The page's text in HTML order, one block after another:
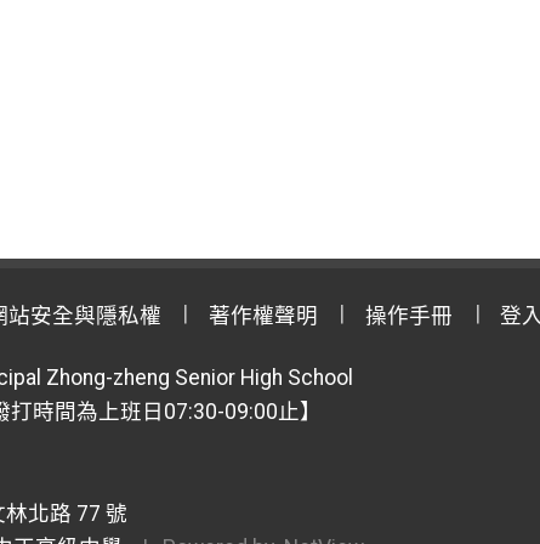
站安全與隱私權 著作權聲明 操作手冊 登
Zhong-zheng Senior High School
時間為上班日07:30-09:00止】
北路 77 號